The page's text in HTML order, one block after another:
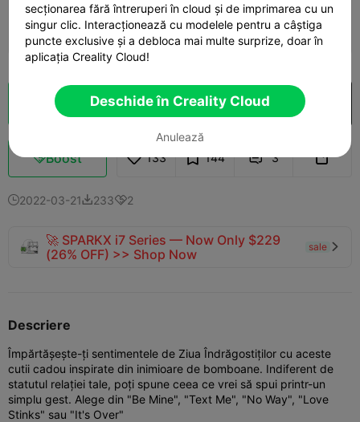
0.2mm layer, 2 walls, 15% infill
 03h 15m  3 plates  148.24g
Secționare Cloud Deschide în Creality Cloud
Boost 133 144  3 
2022-03-212332
🚀 SPARKX i7 Series — Now Only $229
(26% OFF) >> Shop Now
sale 
Descriere
Împărtășește-ți sentimentele de Ziua Îndrăgostiților cu aceste
cutii cadou inspirate din inimioare de bomboane. Indiferent de
statutul relației tale, poți spune ceea ce vrei să spui printr-un
simplu gest. Alege din "Be Mine", "Text Me", "No Way", "Love
Stinks" sau "It's Over"
secționarea fără întreruperi în cloud și de imprimarea cu un
singur clic. Interacționează cu modelele pentru a câștiga
puncte exclusive și a debloca mai multe surprize, doar în
aplicația Creality Cloud!
Deschide în Creality Cloud
Anulează